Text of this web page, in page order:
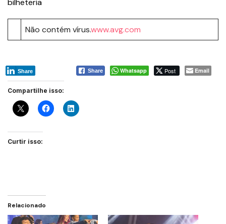
Não contém vírus.www.avg.com
Share Whatsapp Post Email
Share
Compartilhe isso:
Curtir isso:
Relacionado